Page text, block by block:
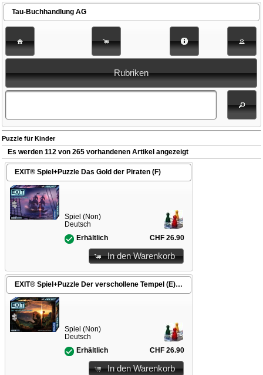
Tau-Buchhandlung AG
Rubriken
Puzzle für Kinder
Es werden 112 von 265 vorhandenen Artikel angezeigt
EXIT® Spiel+Puzzle Das Gold der Piraten (F)
Spiel (Non)
Deutsch
Erhältlich
CHF 26.90
In den Warenkorb
EXIT® Spiel+Puzzle Der verschollene Tempel (E)
Spiel (Non)
Deutsch
Erhältlich
CHF 26.90
In den Warenkorb